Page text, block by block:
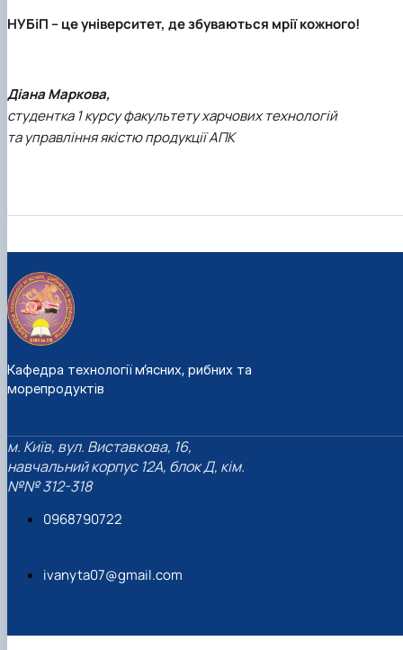
НУБіП – це університет, де збуваються мрії кожного!
Діана Маркова,
студентка 1 курсу факультету харчових технологій
та управління якістю продукції АПК
Кафедра технології м’ясних, рибних та
морепродуктів
м. Київ, вул. Виставкова, 16,
навчальний корпус 12А, блок Д, кім.
№№ 312-318
0968790722
ivanyta07@gmail.com